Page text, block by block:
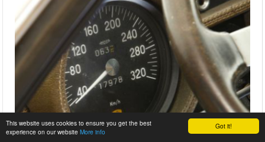
Got it!
This website uses cookies to ensure you get the best
experience on our website More info